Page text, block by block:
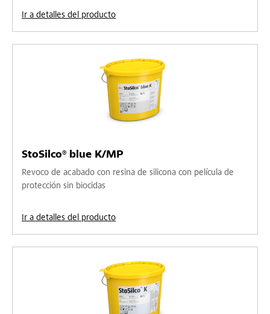
Ir a detalles del producto
StoSilco® blue K/MP
Revoco de acabado con resina de silicona con película de
protección sin biocidas
Ir a detalles del producto